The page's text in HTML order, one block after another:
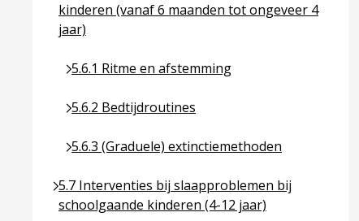
kinderen (vanaf 6 maanden tot ongeveer 4
jaar)
5.6.1 Ritme en afstemming
Ga naar pagina over 5.6.1 Ritme en afstemming
5.6.2 Bedtijdroutines
Ga naar pagina over 5.6.2 Bedtijdroutines
5.6.3 (Graduele) extinctiemethoden
Ga naar pagina over 5.6.3 (Graduele)
5.7 Interventies bij slaapproblemen bij
schoolgaande kinderen (4-12 jaar)
Ga naar pagina over 5.7 Interventies bij